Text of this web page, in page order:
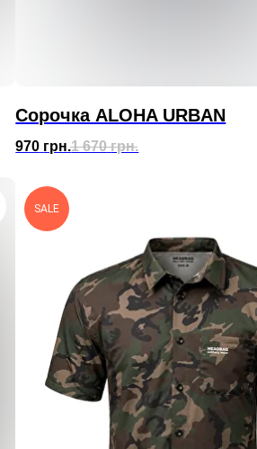
Сорочка ALOHA URBAN
970 грн.1 670 грн.
SALE